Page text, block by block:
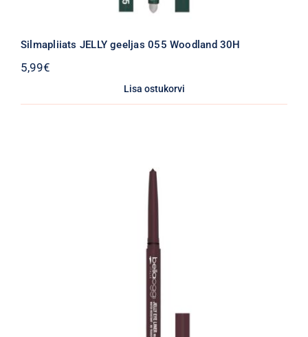
Silmapliiats JELLY geeljas 055 Woodland 30H
5,99€
Lisa ostukorvi